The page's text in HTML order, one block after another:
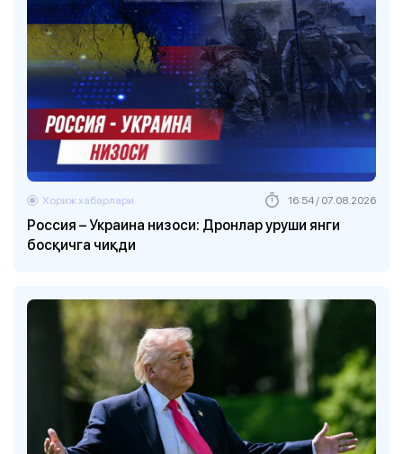
Россия – Украина низоси: Дронлар уруши янги
босқичга чиқди
Хориж хабарлари 16:54 / 07.08.2026